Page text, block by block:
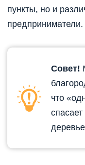
пункты, но и
предприниматели.
Совет!
что